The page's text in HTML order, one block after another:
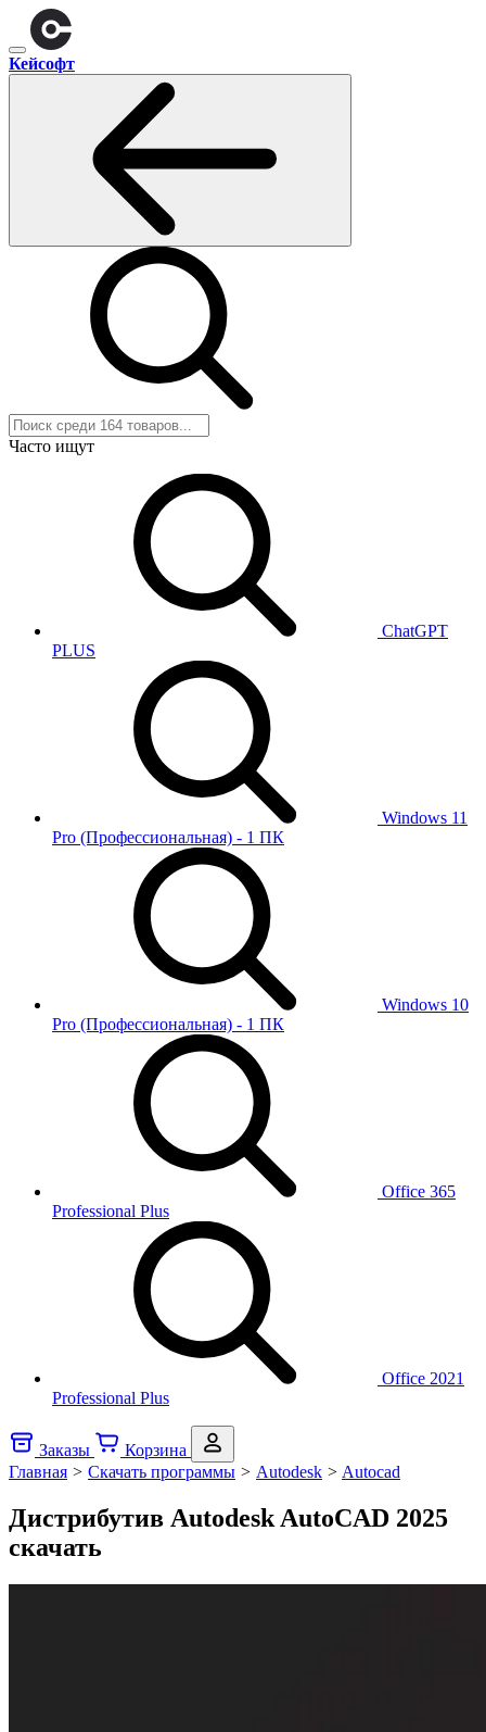
Кейсофт
Часто ищут
ChatGPT
PLUS
Windows 11
Pro (Профессиональная) - 1 ПК
Windows 10
Pro (Профессиональная) - 1 ПК
Office 365
Professional Plus
Office 2021
Professional Plus
Заказы
Корзина
Главная > Скачать программы > Autodesk > Autocad
Дистрибутив Autodesk AutoCAD 2025
скачать